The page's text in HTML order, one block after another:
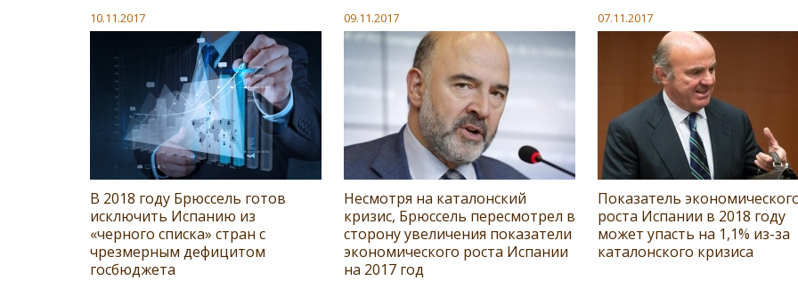
10.11.2017
В 2018 году Брюссель готов
исключить Испанию из
«черного списка» стран с
чрезмерным дефицитом
госбюджета
09.11.2017
Несмотря на каталонский
кризис, Брюссель пересмотрел в
сторону увеличения показатели
экономического роста Испании
на 2017 год
07.11.2017
Показатель
роста Испании в 2018 году
может упасть на 1,1% из-за
каталонского кризиса